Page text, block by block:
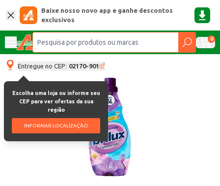
Baixe nosso novo app e ganhe descontos
exclusivos
0
Entregue no CEP: 02170-901
Escolha uma loja ou informe seu
CEP para ver ofertas da sua
região
INFORMAR LOCALIZAÇÃO